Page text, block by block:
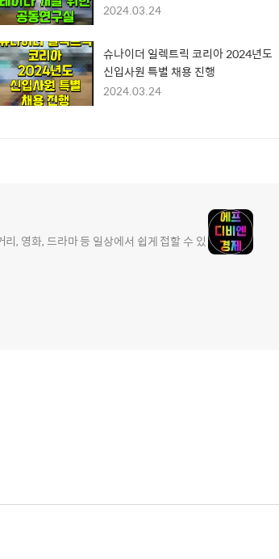
2024.03.24
슈나이더 일렉트릭 코리아 2024년도
신입사원 특별 채용 진행
2024.03.24
, 영화, 드라마 등 일상에서 쉽게 접할 수 있